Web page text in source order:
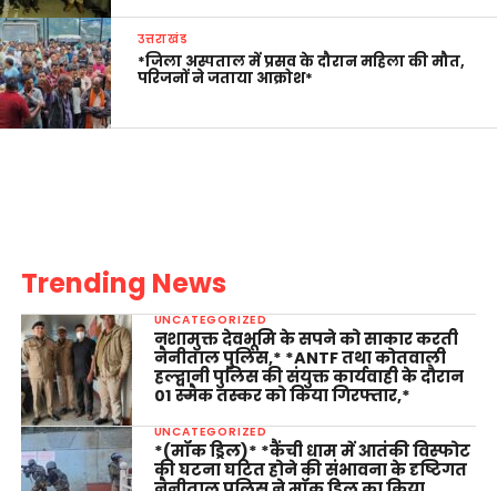
उत्तराखंड
*जिला अस्पताल में प्रसव के दौरान महिला की मौत,
परिजनों ने जताया आक्रोश*
Trending News
UNCATEGORIZED
नशामुक्त देवभूमि के सपने को साकार करती
नैनीताल पुलिस,* *ANTF तथा कोतवाली
हल्द्वानी पुलिस की संयुक्त कार्यवाही के दौरान
01 स्मैक तस्कर को किया गिरफ्तार,*
UNCATEGORIZED
*(मॉक ड्रिल)* *कैंची धाम में आतंकी विस्फोट
की घटना घटित होने की संभावना के दृष्टिगत